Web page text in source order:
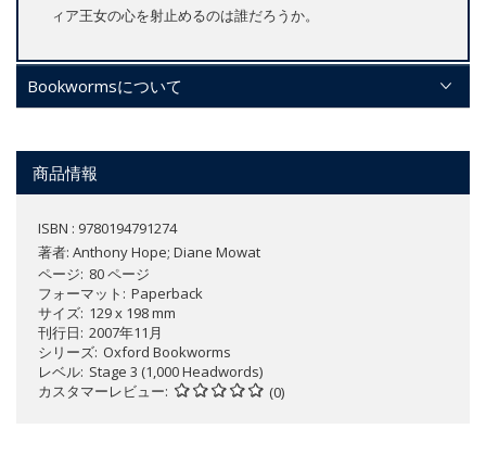
ィア王女の心を射止めるのは誰だろうか。
Bookwormsについて
商品情報
ISBN : 9780194791274
著者: Anthony Hope; Diane Mowat
ページ 80 ページ
フォーマット
Paperback
サイズ 129 x 198 mm
刊行日 2007年11月
シリーズ Oxford Bookworms
レベル Stage 3 (1,000 Headwords)
カスタマーレビュー
(0)